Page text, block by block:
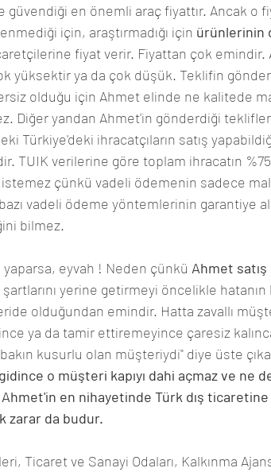
güvendiği en önemli araç fiyattır. Ancak o
için, araştırmadığı için ürünlerinin
fiyat verir. Fiyattan çok
yüksektir ya da çok düşük. Teklifin
olduğu için Ahmet elinde ne kalitede
Diğer yandan Ahmet'in gönderdiği
Türkiye'deki ihracatçıların satış
TUIK verilerine göre toplam ihracatın
çünkü vadeli ödemenin sadece
vadeli ödeme yöntemlerinin garantiye
bilmez.
eyvah ! Neden çünkü Ahmet
şartlarını yerine getirmeyi öncelikle
olduğundan emindir. Hatta zavallı
ya da tamir ettiremeyince çaresiz
kusurlu olan müşteriydi" diye üste
o müşteri kapıyı dahi açmaz ve ne
en nihayetinde Türk dış ticaretine
zarar da budur.
Ticaret ve Sanayi Odaları, Kalkınma